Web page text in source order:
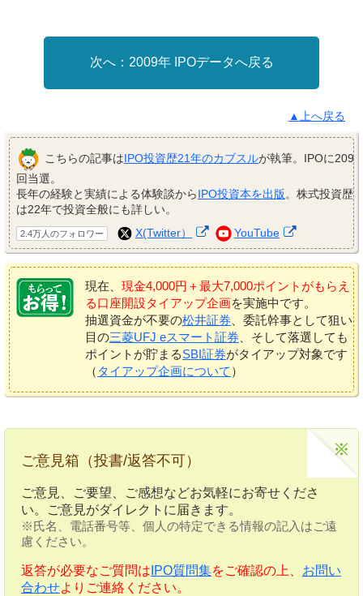
2009年 IPOデータへ戻る
▲上へ戻る
こちらの記事はIPO投資歴21年のカブスルが執筆。IPOに209
回当選。
長年の経験と実績による体験談からIPO投資本を出版。株式投資歴
は22年で投資全般にも詳しい。
2.4万人のフォロワー X(Twitter） YouTube
現在、 現金4,000円＋最大7,000ポイントがもらえ
る口座開設タイアップ企画を実施中です。
抽選資金が不要の松井証券、委託幹事として狙い
目の三菱UFJ eスマート証券、そして落選しても
ポイントが貯まるSBI証券がタイアップ対象です
（ タイアップ企画について ）
ご意見箱（投書/返答不可）
ご意見、ご要望、ご感想などお気軽にお寄せくださ
い。ご意見がダイレクトに届きます。
※氏名、電話番号等、個人の特定できる情報の記入はご遠
慮ください。
返答が必要なご質問は IPO質問集をご確認の上、 お問い
合わせよりご連絡ください。